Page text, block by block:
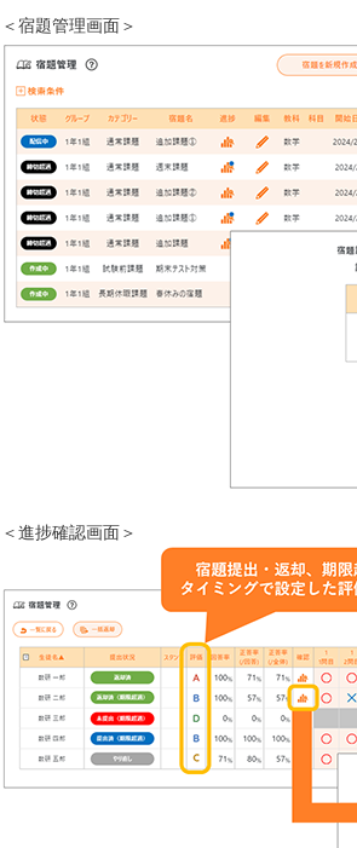
＜宿題管理画面＞
＜進捗確認画面＞